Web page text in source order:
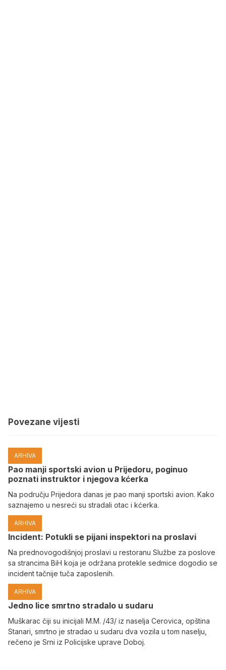
Povezane vijesti
ARHIVA
Pao manji sportski avion u Prijedoru, poginuo
poznati instruktor i njegova kćerka
Na području Prijedora danas je pao manji sportski avion. Kako
saznajemo u nesreći su stradali otac i kćerka.
ARHIVA
Incident: Potukli se pijani inspektori na proslavi
Na prednovogodišnjoj proslavi u restoranu Službe za poslove
sa strancima BiH koja je održana protekle sedmice dogodio se
incident tačnije tuča zaposlenih.
ARHIVA
Јedno lice smrtno stradalo u sudaru
Muškarac čiji su inicijali M.M. /43/ iz naselja Cerovica, opština
Stanari, smrtno je stradao u sudaru dva vozila u tom naselju,
rečeno je Srni iz Policijske uprave Doboj.